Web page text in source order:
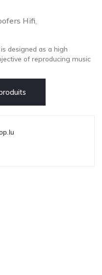
Hifi
designed as a high
of reproducing music